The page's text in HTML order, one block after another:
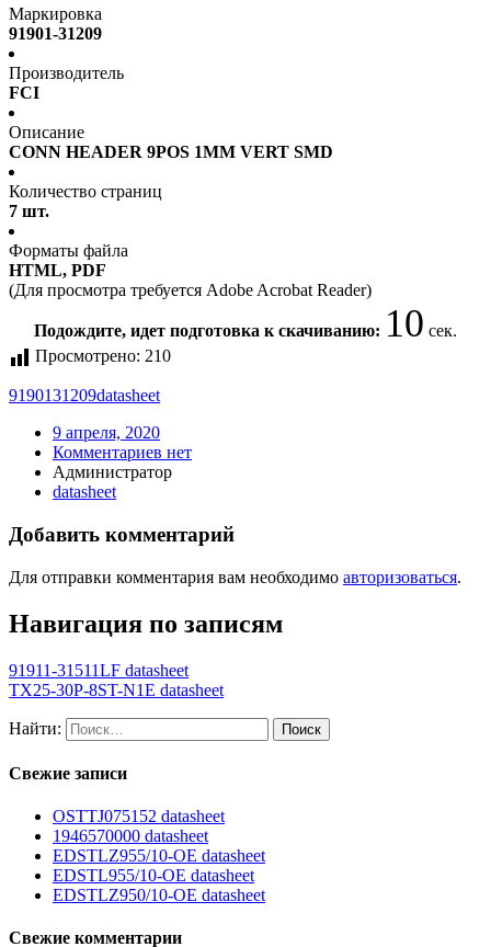
Маркировка
91901-31209
Производитель
FCI
Описание
CONN HEADER 9POS 1MM VERT SMD
Количество страниц
7 шт.
Форматы файла
HTML, PDF
(Для просмотра требуется Adobe Acrobat Reader)
Подождите, идет подготовка к скачиванию:9сек.
Просмотрено: 210
9190131209datasheet
9 апреля, 2020
Комментариев нет
Администратор
datasheet
Добавить комментарий
Для отправки комментария вам необходимо авторизоваться.
Навигация по записям
91911-31511LF datasheet
TX25-30P-8ST-N1E datasheet
Найти:
Свежие записи
OSTTJ075152 datasheet
1946570000 datasheet
EDSTLZ955/10-OE datasheet
EDSTL955/10-OE datasheet
EDSTLZ950/10-OE datasheet
Свежие комментарии